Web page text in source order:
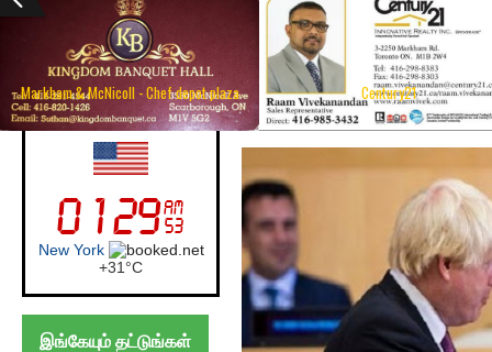
Markham & McNicoll - Chef depot plaza Century21
UK (London)
London
+30°C
இங்கேயும் தட்டுங்கள்
Saturday, June 1,